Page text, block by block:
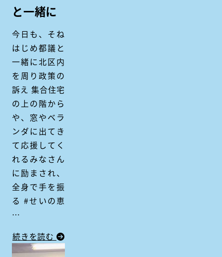
と一緒に
今日も、そね
はじめ都議と
一緒に北区内
を周り政策の
訴え 集合住宅
の上の階から
や、窓やベラ
ンダに出てき
て応援してく
れるみなさん
に励まされ、
全身で手を振
る #せいの恵
…
続きを読む